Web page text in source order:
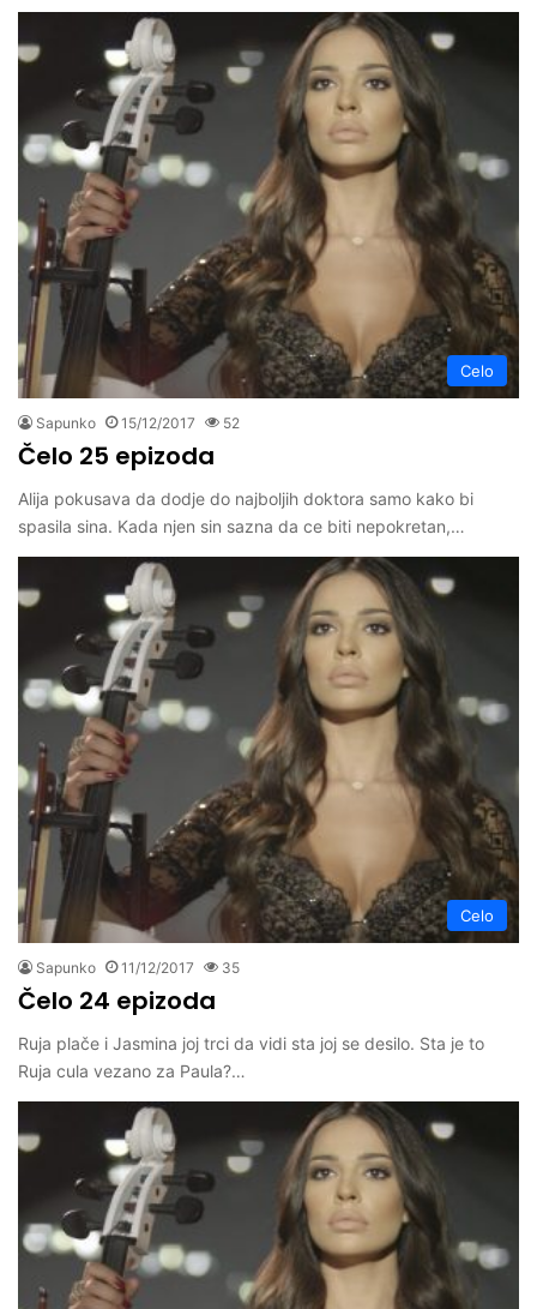
Celo
Sapunko 15/12/2017 52
Čelo 25 epizoda
Alija pokusava da dodje do najboljih doktora samo kako bi
spasila sina. Kada njen sin sazna da ce biti nepokretan,…
Celo
Sapunko 11/12/2017 35
Čelo 24 epizoda
Ruja plače i Jasmina joj trci da vidi sta joj se desilo. Sta je to
Ruja cula vezano za Paula?…